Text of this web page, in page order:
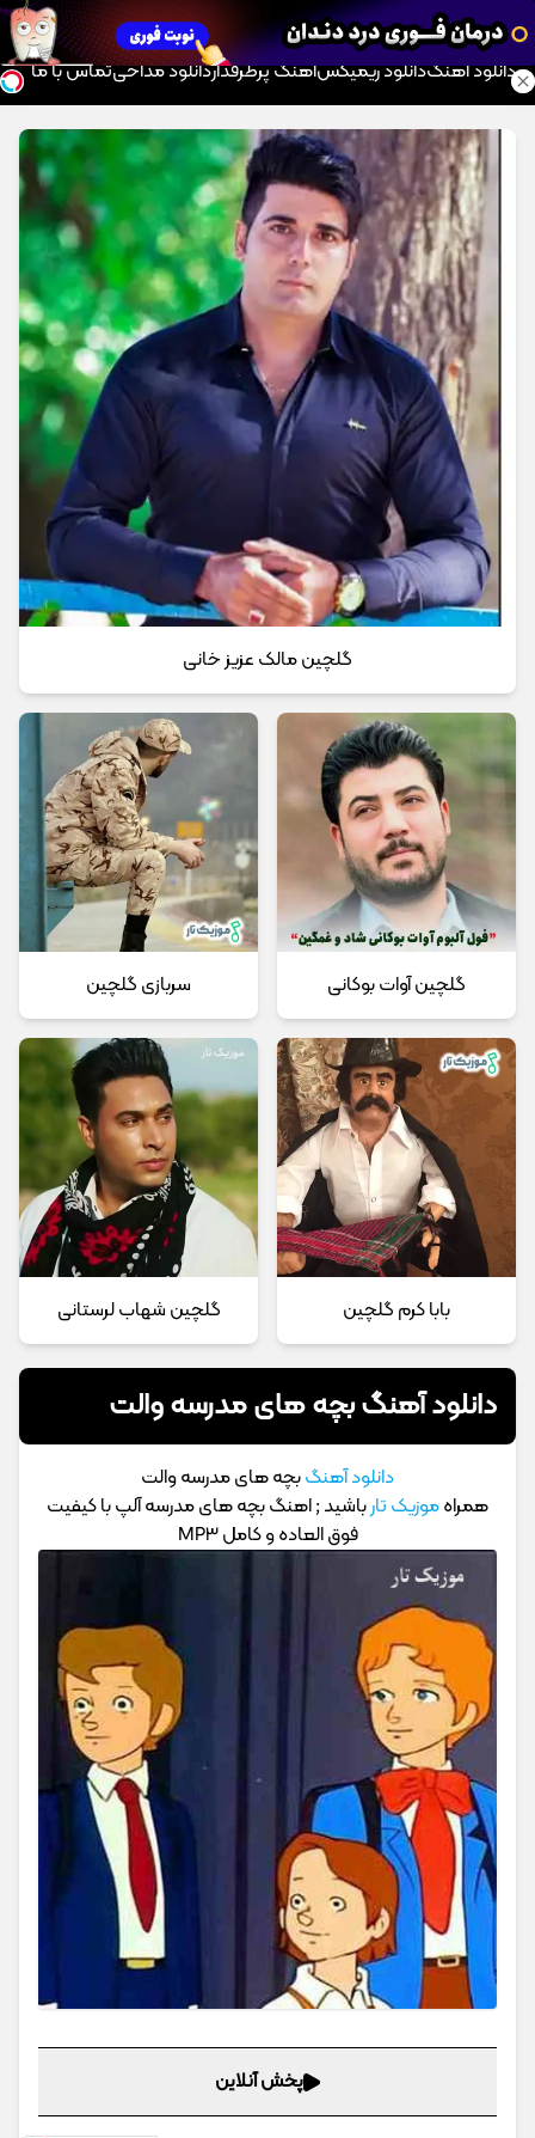
موزیک تار
دانلود آهنگدانلود ریمیکسآهنگ پرطرفداردانلود مداحیتماس با ما
گلچین مالک عزیز خانی
گلچین آوات بوکانی سربازی گلچین
بابا کرم گلچین گلچین شهاب لرستانی
دانلود آهنگ بچه های مدرسه والت
دانلود آهنگبچه های مدرسه والت
همراهموزیک تارباشید ; اهنگ بچه های مدرسه آلپ با کیفیت
فوق العاده و کامل MP3
پخش آنلاین